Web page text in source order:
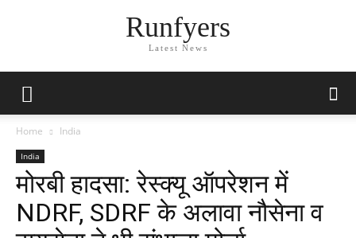
Runfyers
Latest News
Home India
India
मोरबी हादसा: रेस्क्यू ऑपरेशन में
NDRF, SDRF के अलावा नौसेना व